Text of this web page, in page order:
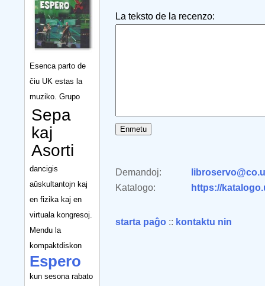
Esenca parto de
ĉiu UK estas la
muziko. Grupo
Sepa
kaj
Asorti
dancigis
aŭskultantojn kaj
en fizika kaj en
virtuala kongresoj.
Mendu la
kompaktdiskon
Espero
kun sesona rabato
La teksto de la recenzo:
Demandoj:
Katalogo:
https://
starta paĝo :: kontaktu nin